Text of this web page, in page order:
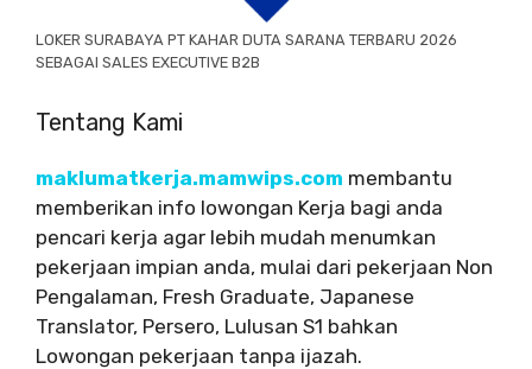
LOKER SURABAYA PT KAHAR DUTA SARANA TERBARU 2026
SEBAGAI SALES EXECUTIVE B2B
Tentang Kami
maklumatkerja.mamwips.com membantu
memberikan info lowongan Kerja bagi anda
pencari kerja agar lebih mudah menumkan
pekerjaan impian anda, mulai dari pekerjaan Non
Pengalaman, Fresh Graduate, Japanese
Translator, Persero, Lulusan S1 bahkan
Lowongan pekerjaan tanpa ijazah.